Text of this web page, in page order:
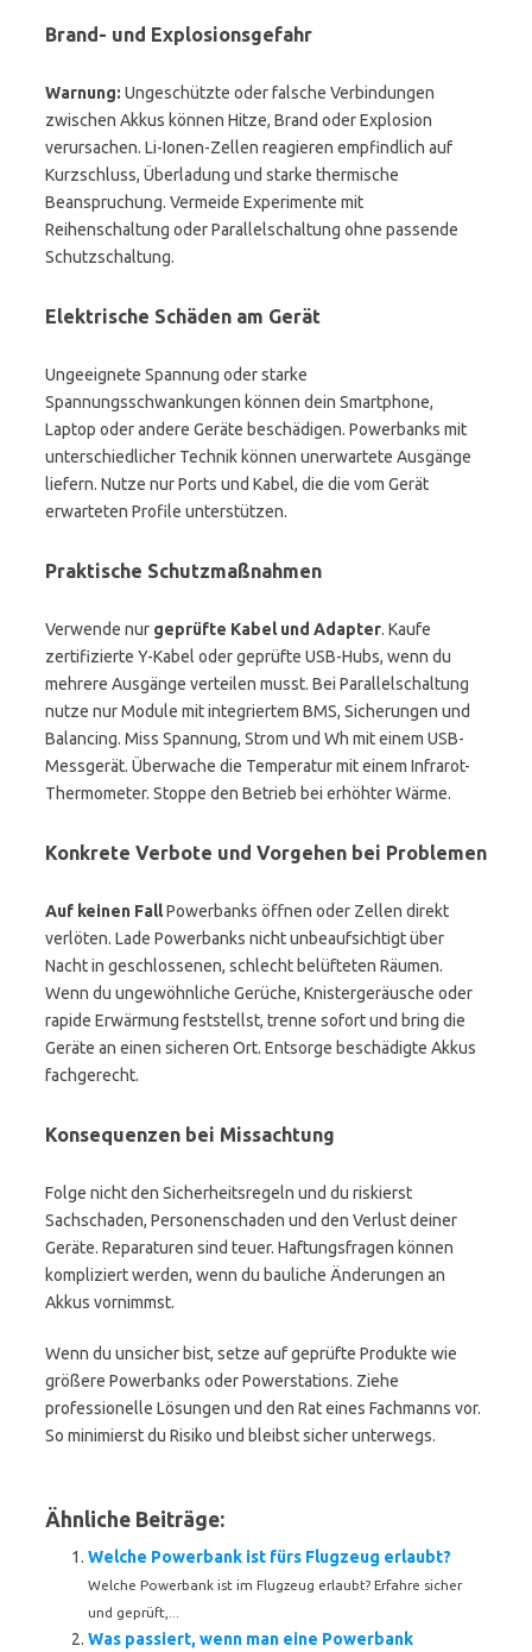
Brand- und Explosionsgefahr
Warnung: Ungeschützte oder falsche Verbindungen
zwischen Akkus können Hitze, Brand oder Explosion
verursachen. Li-Ionen-Zellen reagieren empfindlich auf
Kurzschluss, Überladung und starke thermische
Beanspruchung. Vermeide Experimente mit
Reihenschaltung oder Parallelschaltung ohne passende
Schutzschaltung.
Elektrische Schäden am Gerät
Ungeeignete Spannung oder starke
Spannungsschwankungen können dein Smartphone,
Laptop oder andere Geräte beschädigen. Powerbanks mit
unterschiedlicher Technik können unerwartete Ausgänge
liefern. Nutze nur Ports und Kabel, die die vom Gerät
erwarteten Profile unterstützen.
Praktische Schutzmaßnahmen
Verwende nur geprüfte Kabel und Adapter. Kaufe
zertifizierte Y-Kabel oder geprüfte USB-Hubs, wenn du
mehrere Ausgänge verteilen musst. Bei Parallelschaltung
nutze nur Module mit integriertem BMS, Sicherungen und
Balancing. Miss Spannung, Strom und Wh mit einem USB-
Messgerät. Überwache die Temperatur mit einem Infrarot-
Thermometer. Stoppe den Betrieb bei erhöhter Wärme.
Konkrete Verbote und Vorgehen bei Problemen
Auf keinen FallPowerbanks öffnen oder Zellen direkt
verlöten. Lade Powerbanks nicht unbeaufsichtigt über
Nacht in geschlossenen, schlecht belüfteten Räumen.
Wenn du ungewöhnliche Gerüche, Knistergeräusche oder
rapide Erwärmung feststellst, trenne sofort und bring die
Geräte an einen sicheren Ort. Entsorge beschädigte Akkus
fachgerecht.
Konsequenzen bei Missachtung
Folge nicht den Sicherheitsregeln und du riskierst
Sachschaden, Personenschaden und den Verlust deiner
Geräte. Reparaturen sind teuer. Haftungsfragen können
kompliziert werden, wenn du bauliche Änderungen an
Akkus vornimmst.
Wenn du unsicher bist, setze auf geprüfte Produkte wie
größere Powerbanks oder Powerstations. Ziehe
professionelle Lösungen und den Rat eines Fachmanns vor.
So minimierst du Risiko und bleibst sicher unterwegs.
Ähnliche Beiträge:
Welche Powerbank ist fürs Flugzeug erlaubt?
Welche Powerbank ist im Flugzeug erlaubt? Erfahre sicher
und geprüft,...
Was passiert, wenn man eine Powerbank